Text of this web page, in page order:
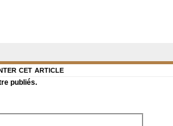
cet article
publiés.